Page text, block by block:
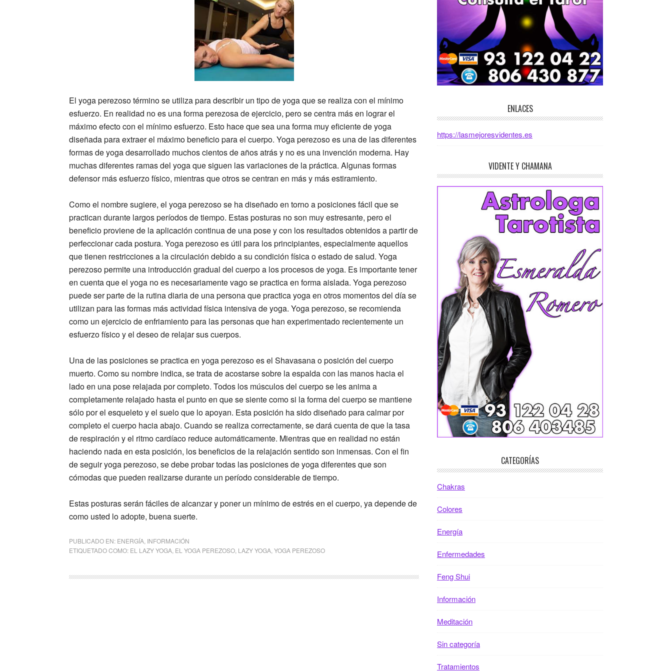
El yoga perezoso término se utiliza para describir un tipo de yoga que se realiza con el mínimo
esfuerzo. En realidad no es una forma perezosa de ejercicio, pero se centra más en lograr el
máximo efecto con el mínimo esfuerzo. Esto hace que sea una forma muy eficiente de yoga
diseñada para extraer el máximo beneficio para el cuerpo. Yoga perezoso es una de las diferentes
formas de yoga desarrollado muchos cientos de años atrás y no es una invención moderna. Hay
muchas diferentes ramas del yoga que siguen las variaciones de la práctica. Algunas formas
defensor más esfuerzo físico, mientras que otros se centran en más y más estiramiento.
Como el nombre sugiere, el yoga perezoso se ha diseñado en torno a posiciones fácil que se
practican durante largos períodos de tiempo. Estas posturas no son muy estresante, pero el
beneficio proviene de la aplicación continua de una pose y con los resultados obtenidos a partir de
perfeccionar cada postura. Yoga perezoso es útil para los principiantes, especialmente aquellos
que tienen restricciones a la circulación debido a su condición física o estado de salud. Yoga
perezoso permite una introducción gradual del cuerpo a los procesos de yoga. Es importante tener
en cuenta que el yoga no es necesariamente vago se practica en forma aislada. Yoga perezoso
puede ser parte de la rutina diaria de una persona que practica yoga en otros momentos del día se
utilizan para las formas más actividad física intensiva de yoga. Yoga perezoso, se recomienda
como un ejercicio de enfriamiento para las personas que han experimentado recientemente un
esfuerzo físico y el deseo de relajar sus cuerpos.
Una de las posiciones se practica en yoga perezoso es el Shavasana o posición del cuerpo
muerto. Como su nombre indica, se trata de acostarse sobre la espalda con las manos hacia el
lado en una pose relajada por completo. Todos los músculos del cuerpo se les anima a
completamente relajado hasta el punto en que se siente como si la forma del cuerpo se mantiene
sólo por el esqueleto y el suelo que lo apoyan. Esta posición ha sido diseñado para calmar por
completo el cuerpo hacia abajo. Cuando se realiza correctamente, se dará cuenta de que la tasa
de respiración y el ritmo cardíaco reduce automáticamente. Mientras que en realidad no están
haciendo nada en esta posición, los beneficios de la relajación sentido son inmensas. Con el fin
de seguir yoga perezoso, se debe probar todas las posiciones de yoga diferentes que son
cómodas que pueden realizarse durante un período considerable de tiempo.
Estas posturas serán fáciles de alcanzar y poner un mínimo de estrés en el cuerpo, ya depende de
como usted lo adopte, buena suerte.
PUBLICADO EN: ENERGÍA INFORMACIÓN
ETIQUETADO COMO: EL LAZY YOGA EL YOGA PEREZOSO LAZY YOGA YOGA PEREZOSO
ENLACES
https://lasmejoresvidentes.es
VIDENTE Y CHAMANA
CATEGORÍAS
Chakras
Colores
Energía
Enfermedades
Feng Shui
Información
Meditación
Sin categoría
Tratamientos